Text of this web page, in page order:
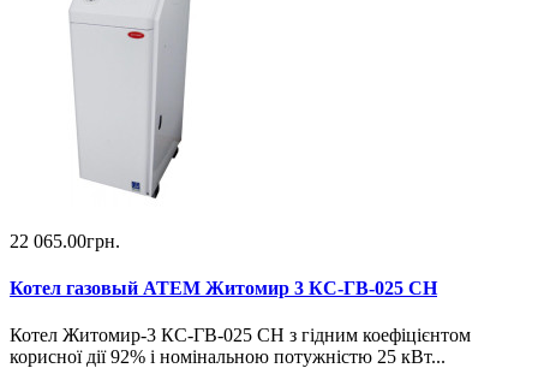
22 065.00грн.
Котел газовый ATEM Житомир 3 КС-ГВ-025 СН
Котел Житомир-3 КС-ГВ-025 СН з гідним коефіцієнтом
корисної дії 92% і номінальною потужністю 25 кВт...